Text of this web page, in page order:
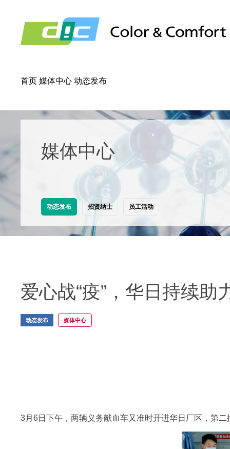
首页 媒体中心 动态发布
媒体中心
动态发布 招贤纳士 员工活动
爱心战“疫”，华日持续助
动态发布 媒体中心
3月6日下午，两辆义务献血车又准时开进华日厂区，第